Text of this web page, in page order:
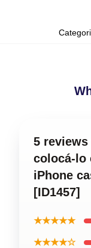
5
colocá-lo
iPhone
[ID1457]
★★★★★
★★★★☆